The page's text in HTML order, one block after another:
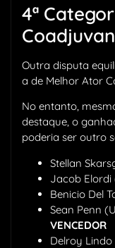
4ª
Outra disputa
a de Melhor Ator
No entanto,
destaque, o
poderia ser outro
Stellan
Jacob Elordi
Benicio Del
Sean Penn
VENCEDOR
Delroy